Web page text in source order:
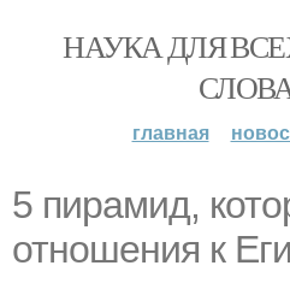
НАУКА ДЛЯ
главная
5 пирамид,
отношения к